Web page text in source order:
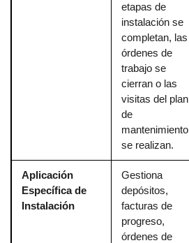
etapas de
instalación se
completan, las
órdenes de
trabajo se
cierran o las
visitas del plan
de
mantenimiento
se realizan.
Aplicación
Específica de
Instalación
Gestiona
depósitos,
facturas de
progreso,
órdenes de